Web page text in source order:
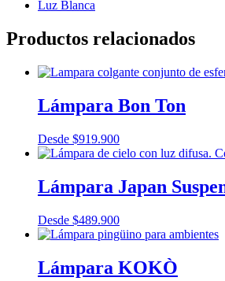
Luz Blanca
Productos relacionados
Lámpara Bon Ton
Desde $919.900
Lámpara Japan
Desde $489.900
Lámpara KOKÒ